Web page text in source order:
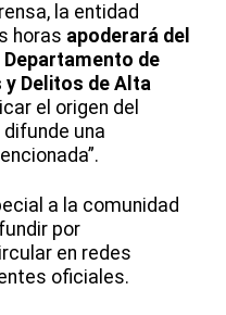
la entidad
horas apoderará del
de
y Delitos de Alta
el origen del
una
a la comunidad
por
en redes
oficiales.